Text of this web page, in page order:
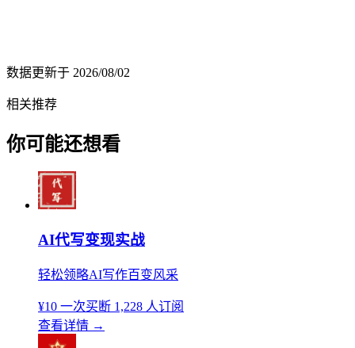
数据更新于 2026/08/02
相关推荐
你可能还想看
AI代写变现实战
轻松领略AI写作百变风采
¥10 一次买断 1,228 人订阅
查看详情 →